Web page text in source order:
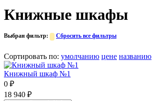
Книжные шкафы
Выбран фильтр: Сбросить все фильтры
Сортировать по: умолчанию цене названию
Книжный шкаф №1
0 ₽
18 940 ₽